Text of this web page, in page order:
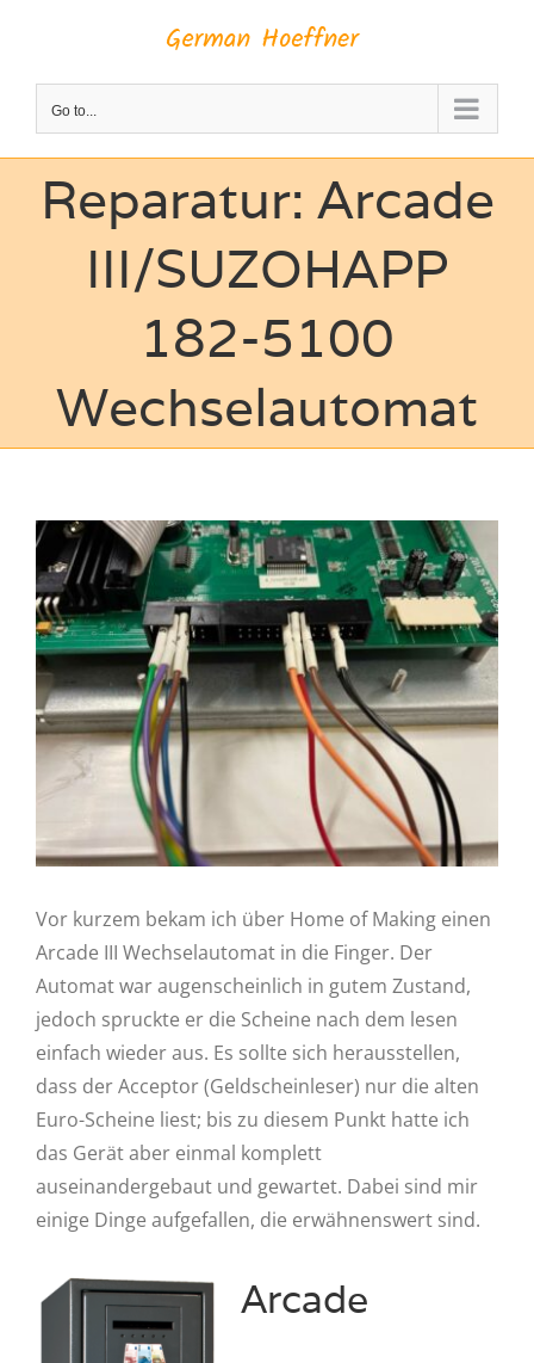
content
Go to...
Reparatur: Arcade
III/SUZOHAPP
182-5100
Wechselautomat
View
Larger
Image
Vor kurzem bekam ich über Home of Making einen
Arcade III Wechselautomat in die Finger. Der
Automat war augenscheinlich in gutem Zustand,
jedoch spruckte er die Scheine nach dem lesen
einfach wieder aus. Es sollte sich herausstellen,
dass der Acceptor (Geldscheinleser) nur die alten
Euro-Scheine liest; bis zu diesem Punkt hatte ich
das Gerät aber einmal komplett
auseinandergebaut und gewartet. Dabei sind mir
einige Dinge aufgefallen, die erwähnenswert sind.
Arcade